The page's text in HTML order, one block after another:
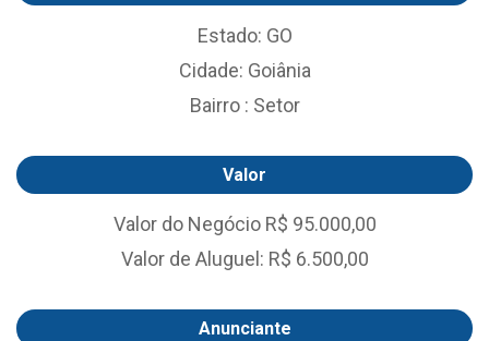
Estado: GO
Cidade: Goiânia
Bairro : Setor
Valor
Valor do Negócio R$ 95.000,00
Valor de Aluguel: R$ 6.500,00
Anunciante